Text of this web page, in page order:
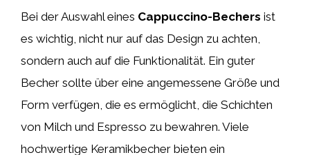
Bei der Auswahl eines Cappuccino-Bechers ist
es wichtig, nicht nur auf das Design zu achten,
sondern auch auf die Funktionalität. Ein guter
Becher sollte über eine angemessene Größe und
Form verfügen, die es ermöglicht, die Schichten
von Milch und Espresso zu bewahren. Viele
hochwertige Keramikbecher bieten ein